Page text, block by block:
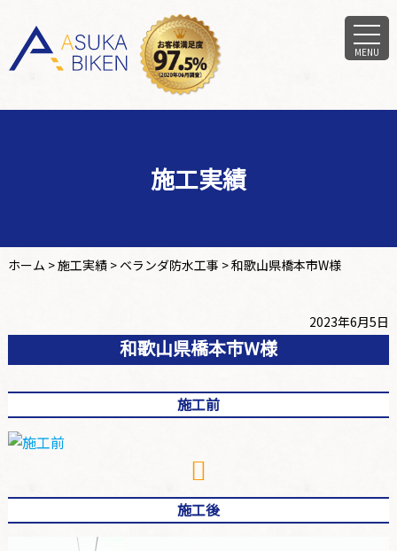
MENU
施工実績
ホーム >施工実績> ベランダ防水工事 >和歌山県橋本市W様
2023年6月5日
和歌山県橋本市W様
施工前
施工後